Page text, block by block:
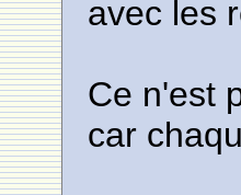
avec les
Ce n'est
car